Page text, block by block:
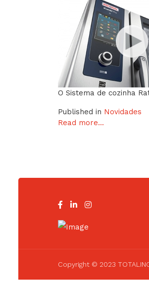
O Sistema de cozinha
Published in Novidades
Read more...
Copyright © 2023